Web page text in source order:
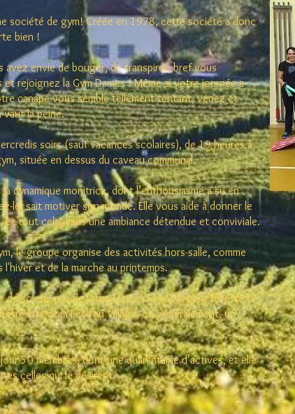
société de gym!Créée en 1978, cette société a donc
bien !
avez envie de bouger, de transpirer, bref vous
rejoignez la Gym Dames ! Même si votre journée a
canapé vous semble tellement tentant, venez et
vaut la peine.
soirs (sauf vacances scolaires), de 19 heures à
située en dessus du caveau communal.
dynamique monitrice, dont l’enthousiasme a su en
le, sait motiver son monde. Elle vous aide à donner le
et tout cela, dans une ambiance détendue et conviviale.
le groupe organise des activités hors-salle, comme
et de la marche au printemps.
de soirée, pas de lotos, etc...On est là pour faire de la
être lors de la Fête au Village, où généralement, un
50 membres, dont une quarantaine d’actives, et elle
celles qui le désirent.